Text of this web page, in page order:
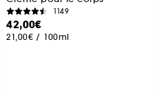
1149
42,00€
21,00€ / 100ml